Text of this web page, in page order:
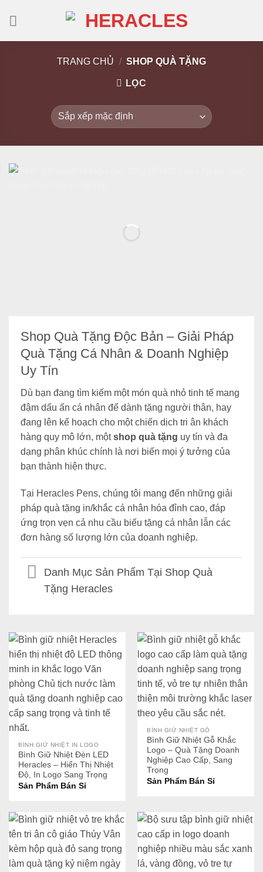
TRANG CHỦ / SHOP QUÀ TẶNG
LỌC
Shop Quà Tặng Độc Bản – Giải Pháp
Quà Tặng Cá Nhân & Doanh Nghiệp
Uy Tín
Dù bạn đang tìm kiếm một món quà nhỏ tinh tế mang
đậm dấu ấn cá nhân để dành tặng người thân, hay
đang lên kế hoạch cho một chiến dịch tri ân khách
hàng quy mô lớn, mộtshop quà tặng uy tín và đa
dạng phân khúc chính là nơi biến mọi ý tưởng của
bạn thành hiện thực.
Tại Heracles Pens, chúng tôi mang đến những giải
pháp quà tặng in/khắc cá nhân hóa đỉnh cao, đáp
ứng trọn vẹn cả nhu cầu biếu tặng cá nhân lẫn các
đơn hàng số lượng lớn của doanh nghiệp.
Danh Mục Sản Phẩm Tại Shop Quà
Tặng Heracles
BÌNH GIỮ NHIỆT IN LOGO
Bình Giữ Nhiệt Đèn LED
Heracles – Hiển Thị Nhiệt
Độ, In Logo Sang Trọng
Sản Phẩm Bán Sỉ
BÌNH GIỮ NHIỆT GỖ
Bình Giữ Nhiệt Gỗ Khắc
Logo – Quà Tặng Doanh
Nghiệp Cao Cấp, Sang
Trọng
Sản Phẩm Bán Sỉ